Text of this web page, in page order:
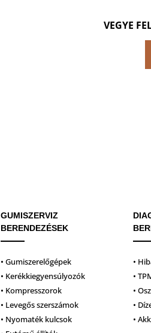
VEGYE
GUMISZERVIZ
BERENDEZÉSEK
• Gumiszerelőgépek
• Kerékkiegyensúlyozók
• Kompresszorok
• Levegős szerszámok
• Nyomaték kulcsok
•
•
•
•
•